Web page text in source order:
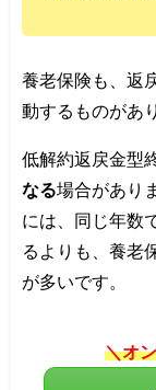
養老保険も、返
動するものがあ
低解約返戻金型
なる場合があり
には、同じ年数
るよりも、養老
が多いです。
＼オ